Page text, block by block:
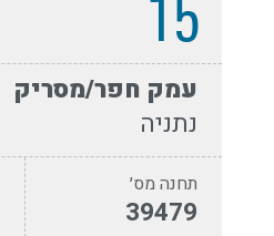
15
עמק חפר/מסריק
נתניה
תחנה מס׳
39479